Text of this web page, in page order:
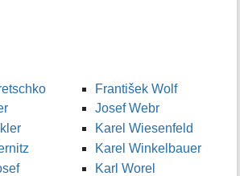
František Wolf
Josef Webr
Karel Wiesenfeld
Karel Winkelbauer
Karl Worel